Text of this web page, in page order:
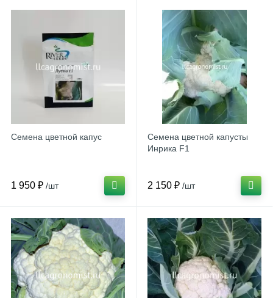
Семена цветной капус
1 950 ₽ /шт
Семена цветной капусты
Инрика F1
2 150 ₽ /шт